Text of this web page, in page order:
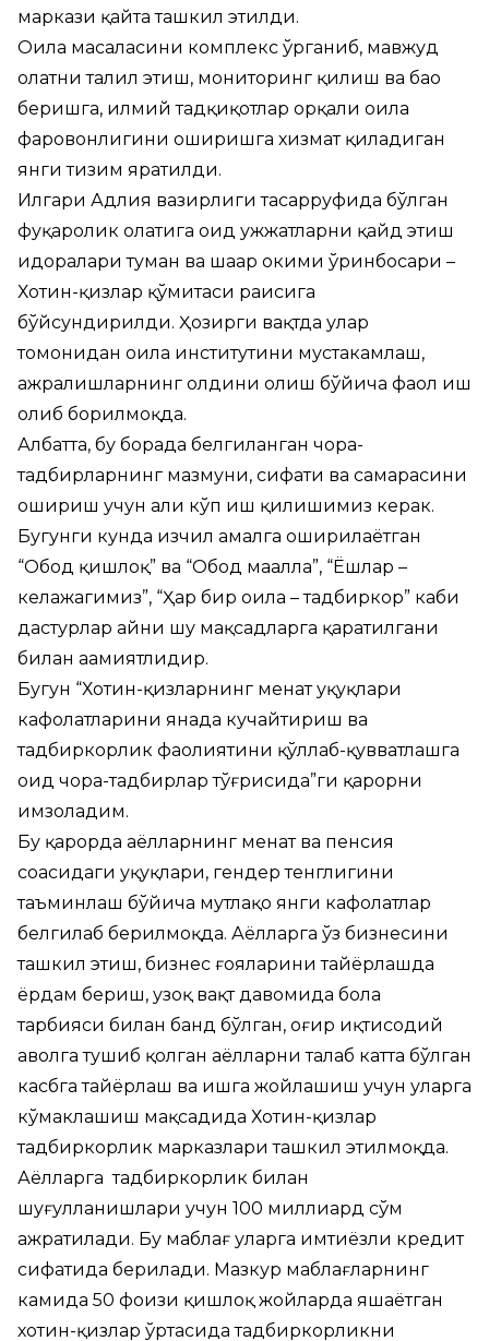
маркази қайта ташкил этилди.
Оила масаласини комплекс ўрганиб, мавжуд
ҳолатни таҳлил этиш, мониторинг қилиш ва баҳо
беришга, илмий тадқиқотлар орқали оила
фаровонлигини оширишга хизмат қиладиган
янги тизим яратилди.
Илгари Адлия вазирлиги тасарруфида бўлган
фуқаролик ҳолатига оид ҳужжатларни қайд этиш
идоралари туман ва шаҳар ҳокими ўринбосари –
Хотин-қизлар қўмитаси раисига
бўйсундирилди. Ҳозирги вақтда улар
томонидан оила институтини мустаҳкамлаш,
ажралишларнинг олдини олиш бўйича фаол иш
олиб борилмоқда.
Албатта, бу борада белгиланган чора-
тадбирларнинг мазмуни, сифати ва самарасини
ошириш учун ҳали кўп иш қилишимиз керак.
Бугунги кунда изчил амалга оширилаётган
“Обод қишлоқ” ва “Обод маҳалла”, “Ёшлар –
келажагимиз”, “Ҳар бир оила – тадбиркор” каби
дастурлар айни шу мақсадларга қаратилгани
билан аҳамиятлидир.
Бугун “Хотин-қизларнинг меҳнат ҳуқуқлари
кафолатларини янада кучайтириш ва
тадбиркорлик фаолиятини қўллаб-қувватлашга
оид чора-тадбирлар тўғрисида”ги қарорни
имзоладим.
Бу қарорда аёлларнинг меҳнат ва пенсия
соҳасидаги ҳуқуқлари, гендер тенглигини
таъминлаш бўйича мутлақо янги кафолатлар
белгилаб берилмоқда. Аёлларга ўз бизнесини
ташкил этиш, бизнес ғояларини тайёрлашда
ёрдам бериш, узоқ вақт давомида бола
тарбияси билан банд бўлган, оғир иқтисодий
аҳволга тушиб қолган аёлларни талаб катта бўлган
касбга тайёрлаш ва ишга жойлашиш учун уларга
кўмаклашиш мақсадида Хотин-қизлар
тадбиркорлик марказлари ташкил этилмоқда.
Аёлларга тадбиркорлик билан
шуғулланишлари учун 100 миллиард сўм
ажратилади. Бу маблағ уларга имтиёзли кредит
сифатида берилади. Мазкур маблағларнинг
камида 50 фоизи қишлоқ жойларда яшаётган
хотин-қизлар ўртасида тадбиркорликни